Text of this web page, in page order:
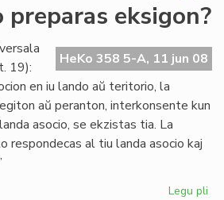
preparas eksigon?
HeKo 358 5-A, 11 jun 08
19):
en iu lando aŭ teritorio, la
aŭ peranton, interkonsente kun
asocio, se ekzistas tia. La
respondecas al tiu landa asocio kaj
Legu pli